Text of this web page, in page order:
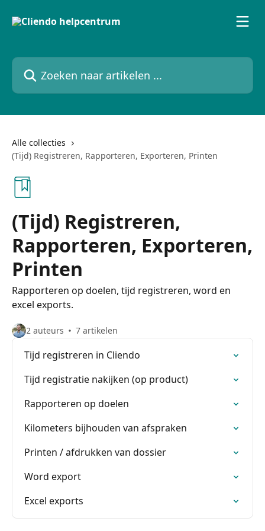
Zoeken naar artikelen ...
Alle collecties
(Tijd) Registreren, Rapporteren, Exporteren, Printen
(Tijd) Registreren,
Rapporteren, Exporteren,
Printen
Rapporteren op doelen, tijd registreren, word en
excel exports.
2 auteurs 7 artikelen
Tijd registreren in Cliendo
Tijd registratie nakijken (op product)
Rapporteren op doelen
Kilometers bijhouden van afspraken
Printen / afdrukken van dossier
Word export
Excel exports